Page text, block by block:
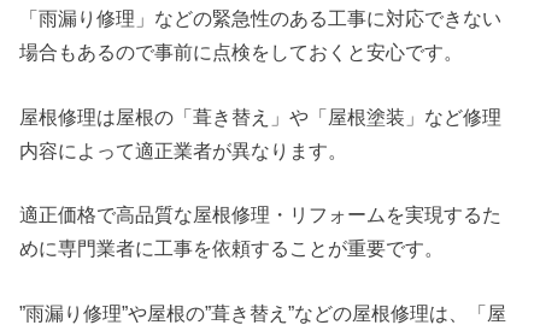
「雨漏り修理」などの緊急性のある工事に対応できない
場合もあるので事前に点検をしておくと安心です。
屋根修理は屋根の「葺き替え」や「屋根塗装」など修理
内容によって適正業者が異なります。
適正価格で高品質な屋根修理・リフォームを実現するた
めに専門業者に工事を依頼することが重要です。
”雨漏り修理”や屋根の”葺き替え”などの屋根修理は、「屋